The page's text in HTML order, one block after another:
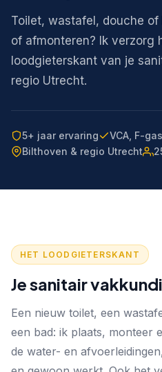
Toilet, wastafel, douche
of afmonteren? Ik verzorg
loodgieterskant van je
regio Utrecht.
5+ jaar ervaring
VCA, F-
Bilthoven & regio Utrecht
HET LOODGIETERSKANT
Je sanitair
Een nieuw toilet, een
een bad: ik plaats, monteer
de water- en